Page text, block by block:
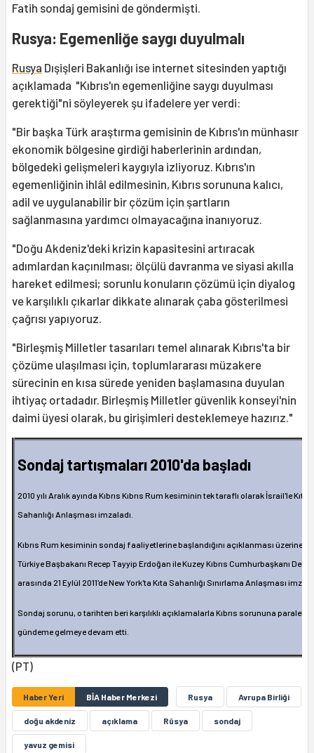
Fatih sondaj gemisini de göndermişti.
Rusya: Egemenliğe saygı duyulmalı
Rusya Dışişleri Bakanlığı ise internet sitesinden yaptığı
açıklamada "Kıbrıs'ın egemenliğine saygı duyulması
gerektiği"ni söyleyerek şu ifadelere yer verdi:
"Bir başka Türk araştırma gemisinin de Kıbrıs'ın münhasır
ekonomik bölgesine girdiği haberlerinin ardından,
bölgedeki gelişmeleri kaygıyla izliyoruz. Kıbrıs'ın
egemenliğinin ihlâl edilmesinin, Kıbrıs sorununa kalıcı,
adil ve uygulanabilir bir çözüm için şartların
sağlanmasına yardımcı olmayacağına inanıyoruz.
"Doğu Akdeniz'deki krizin kapasitesini artıracak
adımlardan kaçınılması; ölçülü davranma ve siyasi akılla
hareket edilmesi; sorunlu konuların çözümü için diyalog
ve karşılıklı çıkarlar dikkate alınarak çaba gösterilmesi
çağrısı yapıyoruz.
"Birleşmiş Milletler tasarıları temel alınarak Kıbrıs'ta bir
çözüme ulaşılması için, toplumlararası müzakere
sürecinin en kısa sürede yeniden başlamasına duyulan
ihtiyaç ortadadır. Birleşmiş Milletler güvenlik konseyi'nin
daimi üyesi olarak, bu girişimleri desteklemeye hazırız."
Sondaj tartışmaları 2010'da başladı
2010 yılı Aralık ayında Kıbrıs Kıbrıs Rum kesiminin tek taraflı olarak İsrail'le Kıta
Sahanlığı Anlaşması imzaladı.
Kıbrıs Rum kesiminin sondaj faaliyetlerine başlandığını açıklanması üzerine
Türkiye Başbakanı Recep Tayyip Erdoğan ile Kuzey Kıbrıs Cumhurbaşkanı
arasında 21 Eylül 2011'de New York'ta Kıta Sahanlığı Sınırlama Anlaşması
Sondaj sorunu, o tarihten beri karşılıklı açıklamalarla Kıbrıs sorununa paralel
gündeme gelmeye devam etti.
(PT)
Haber Yeri BİA Haber Merkezi Rusya Avrupa Birliği
doğu akdeniz açıklama Rûsya sondaj
yavuz gemisi